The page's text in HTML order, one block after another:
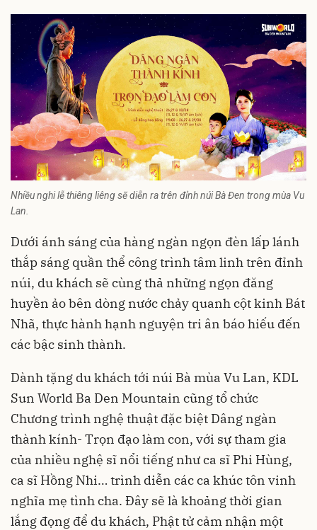
Nhiều nghi lễ thiêng liêng sẽ diễn ra trên đỉnh núi Bà Đen trong mùa Vu
Lan.
Dưới ánh sáng của hàng ngàn ngọn đèn lấp lánh
thắp sáng quần thể công trình tâm linh trên đỉnh
núi, du khách sẽ cùng thả những ngọn đăng
huyền ảo bên dòng nước chảy quanh cột kinh Bát
Nhã, thực hành hạnh nguyện tri ân báo hiếu đến
các bậc sinh thành.
Dành tặng du khách tới núi Bà mùa Vu Lan, KDL
Sun World Ba Den Mountain cũng tổ chức
Chương trình nghệ thuật đặc biệt Dâng ngàn
thành kính- Trọn đạo làm con, với sự tham gia
của nhiều nghệ sĩ nổi tiếng như ca sĩ Phi Hùng,
ca sĩ Hồng Nhi… trình diễn các ca khúc tôn vinh
nghĩa mẹ tình cha. Đây sẽ là khoảng thời gian
lắng đọng để du khách, Phật tử cảm nhận một